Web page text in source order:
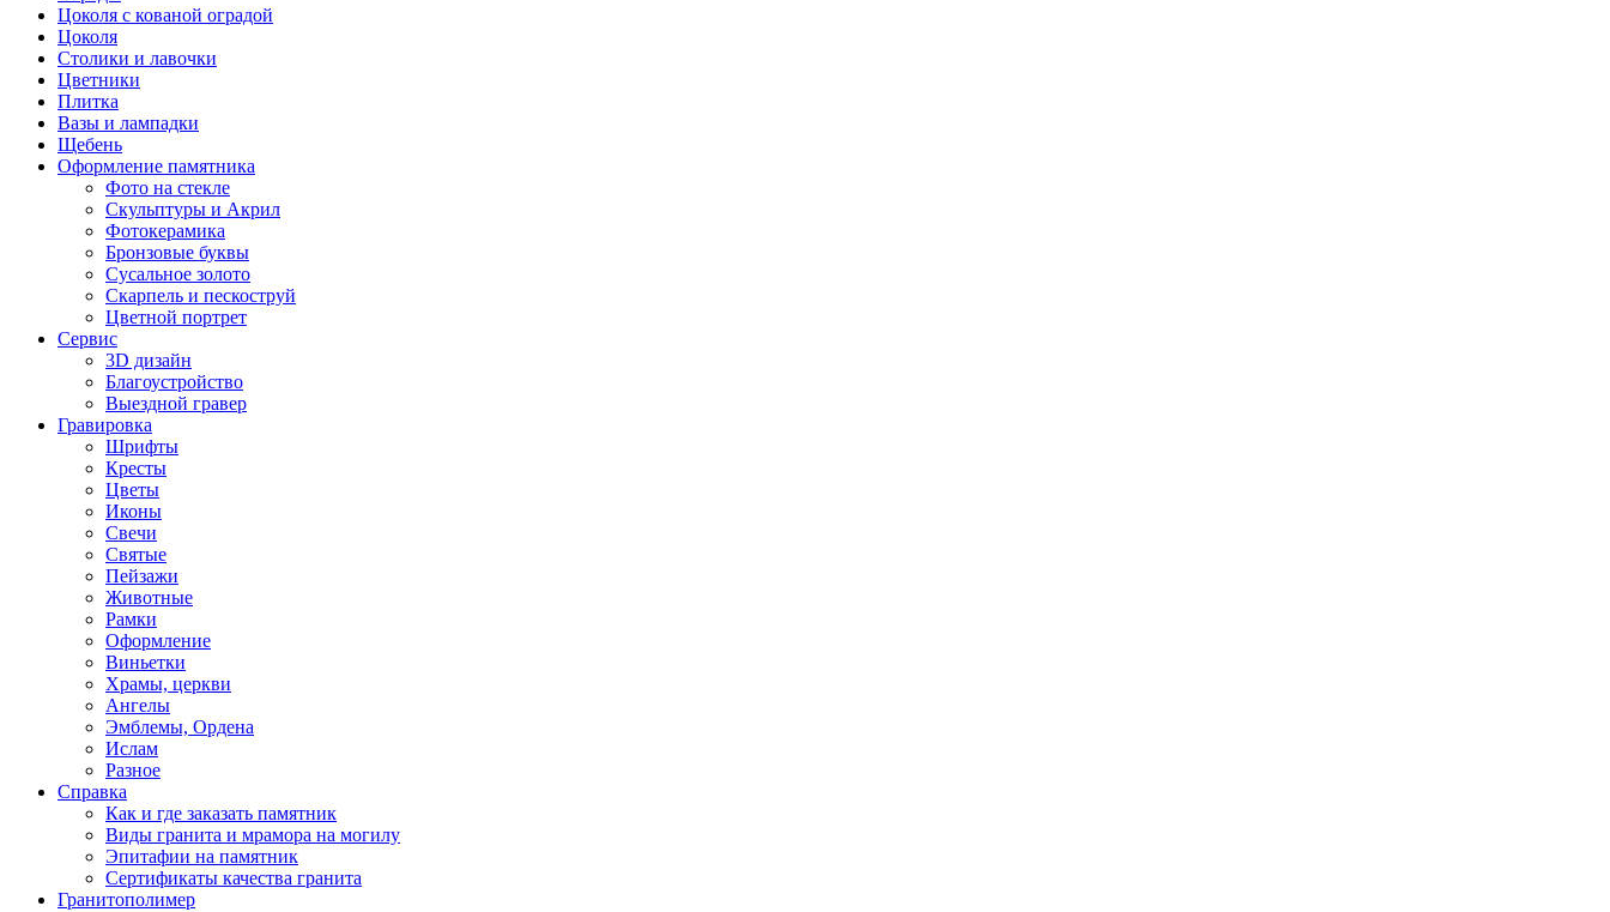
Цоколя с кованой оградой
Цоколя
Столики и лавочки
Цветники
Плитка
Вазы и лампадки
Щебень
Оформление памятника
Фото на стекле
Скульптуры и Акрил
Фотокерамика
Бронзовые буквы
Сусальное золото
Скарпель и пескоструй
Цветной портрет
Сервис
3D дизайн
Благоустройство
Выездной гравер
Гравировка
Шрифты
Кресты
Цветы
Иконы
Свечи
Святые
Пейзажи
Животные
Рамки
Оформление
Виньетки
Храмы, церкви
Ангелы
Эмблемы, Ордена
Ислам
Разное
Справка
Как и где заказать памятник
Виды гранита и мрамора на могилу
Эпитафии на памятник
Сертификаты качества гранита
Гранитополимер